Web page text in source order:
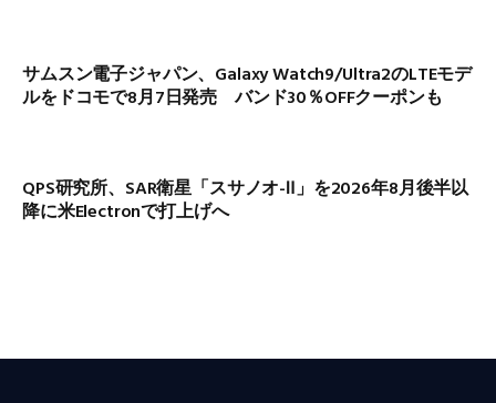
サムスン電子ジャパン、Galaxy Watch9/Ultra2のLTEモデ
ルをドコモで8月7日発売 バンド30％OFFクーポンも
QPS研究所、SAR衛星「スサノオ-Ⅱ」を2026年8月後半以
降に米Electronで打上げへ